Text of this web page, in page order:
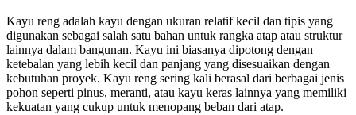
Kayu reng adalah kayu dengan ukuran relatif kecil dan tipis yang
digunakan sebagai salah satu bahan untuk rangka atap atau struktur
lainnya dalam bangunan. Kayu ini biasanya dipotong dengan
ketebalan yang lebih kecil dan panjang yang disesuaikan dengan
kebutuhan proyek. Kayu reng sering kali berasal dari berbagai jenis
pohon seperti pinus, meranti, atau kayu keras lainnya yang memiliki
kekuatan yang cukup untuk menopang beban dari atap.